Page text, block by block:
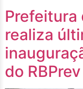
Prefeitura
realiza
do RBPrev